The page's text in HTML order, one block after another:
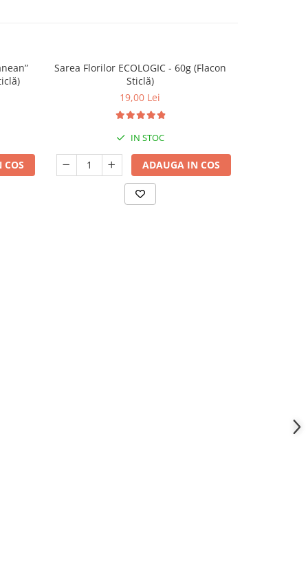
Sarea Florilor ECOLOGIC - 60g (Flacon
Sticlă)
19,00 Lei
IN STOC
ADAUGA IN COS